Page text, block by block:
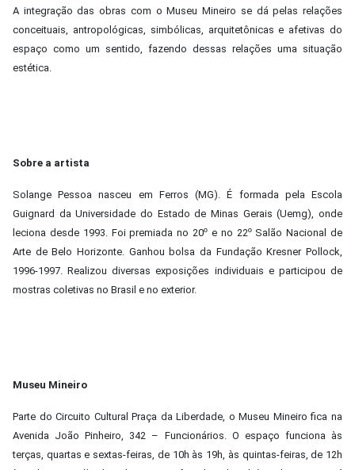
A integração das obras com o Museu Mineiro se dá pelas relações
conceituais, antropológicas, simbólicas, arquitetônicas e afetivas do
espaço como um sentido, fazendo dessas relações uma situação
estética.
Sobre a artista
Solange Pessoa nasceu em Ferros (MG). É formada pela Escola
Guignard da Universidade do Estado de Minas Gerais (Uemg), onde
leciona desde 1993. Foi premiada no 20º e no 22º Salão Nacional de
Arte de Belo Horizonte. Ganhou bolsa da Fundação Kresner Pollock,
1996-1997. Realizou diversas exposições individuais e participou de
mostras coletivas no Brasil e no exterior.
Museu Mineiro
Parte do Circuito Cultural Praça da Liberdade, o Museu Mineiro fica na
Avenida João Pinheiro, 342 – Funcionários. O espaço funciona às
terças, quartas e sextas-feiras, de 10h às 19h, às quintas-feiras, de 12h